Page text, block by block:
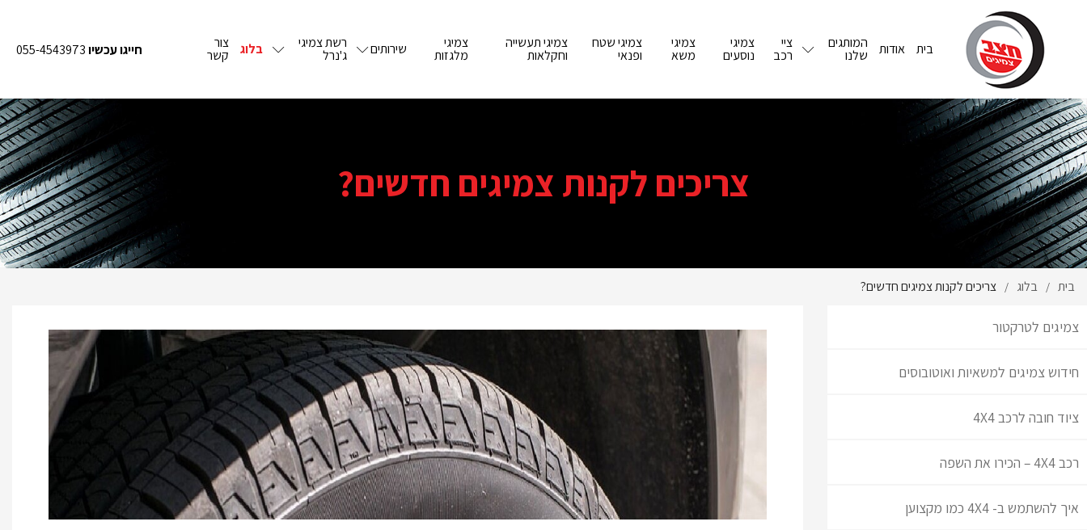
בית אודות המותגים
שלנו
ציי
רכב
צמיגי
נוסעים
צמיגי
משא
צמיגי שטח
ופנאי
צמיגי תעשייה
וחקלאות
צמיגי
מלגזות שירותים רשת צמיגי
ג'נרל בלוג צור
קשר חייגו עכשיו055-4543973
צריכים לקנות צמיגים חדשים?
בית / בלוג / צריכים לקנות צמיגים חדשים?
צמיגים לטרקטור
חידוש צמיגים למשאיות ואוטובוסים
ציוד חובה לרכב 4X4
רכב 4X4 – הכירו את השפה
איך להשתמש ב- 4X4 כמו מקצוען